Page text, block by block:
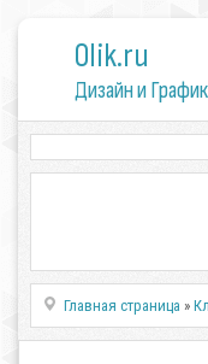
0lik.ru
Дизайн и
Главная страница »